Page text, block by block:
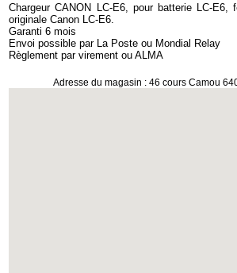
Chargeur CANON LC-E6, pour batterie LC-E6,
originale Canon LC-E6.
Garanti 6 mois
Envoi possible par La Poste ou Mondial Relay
Règlement par virement ou ALMA
Adresse du magasin : 46 cours Camou